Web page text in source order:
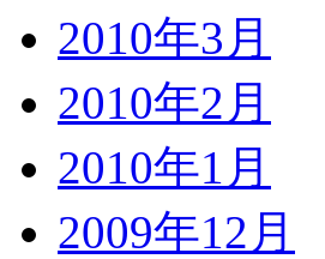
2010年3月
2010年2月
2010年1月
2009年12月